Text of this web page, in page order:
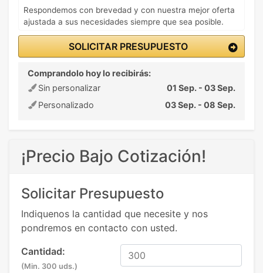
Respondemos con brevedad y con nuestra mejor oferta
ajustada a sus necesidades siempre que sea posible.
SOLICITAR PRESUPUESTO
Comprandolo hoy lo recibirás:
Sin personalizar
01 Sep. - 03 Sep.
Personalizado
03 Sep. - 08 Sep.
¡Precio Bajo Cotización!
Solicitar Presupuesto
Indiquenos la cantidad que necesite y nos
pondremos en contacto con usted.
Cantidad:
(Min. 300 uds.)